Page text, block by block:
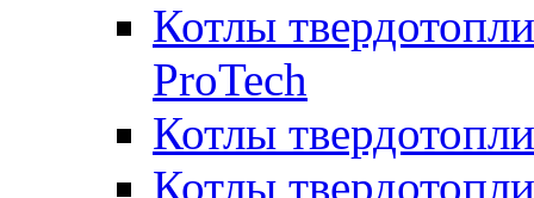
Котлы
ProTech
Котлы
Котлы